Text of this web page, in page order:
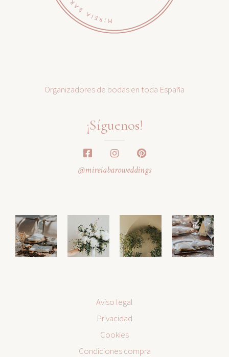
Organizadores de bodas en toda España
¡Síguenos!
@mireiabaroweddings
Aviso legal
Privacidad
Cookies
Condiciones compra